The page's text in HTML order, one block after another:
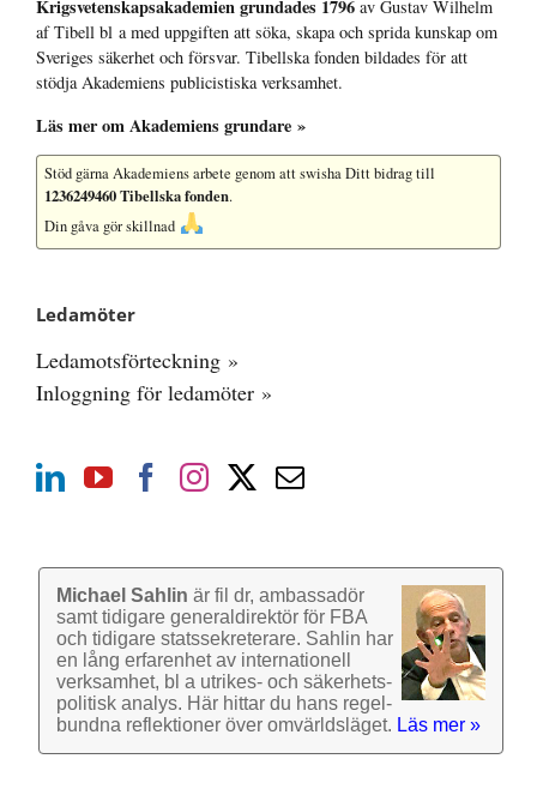
Krigsvetenskap­sakademien grundades 1796 av Gustav Wilhelm
af Tibell bl a med uppgiften att söka, skapa och sprida kunskap om
Sveriges säkerhet och försvar. Tibellska fonden bildades för att
stödja Akademiens publicistiska verksamhet.
Läs mer om Akademiens grundare »
Stöd gärna Akademiens arbete genom att swisha Ditt bidrag till
1236249460 Tibellska fonden.
Din gåva gör skillnad
Ledamöter
Ledamotsförteckning »
Inloggning för ledamöter »
Michael Sahlin är fil dr, ambassadör
samt tidigare general­direktör för FBA
och tidigare stats­sekre­terare. Sahlin har
en lång erfarenhet av inter­nationell
verk­samhet, bl a utrikes- och säkerhets­
politisk analys. Här hittar du hans regel­
bundna reflek­tioner över omvärlds­läget. Läs mer »